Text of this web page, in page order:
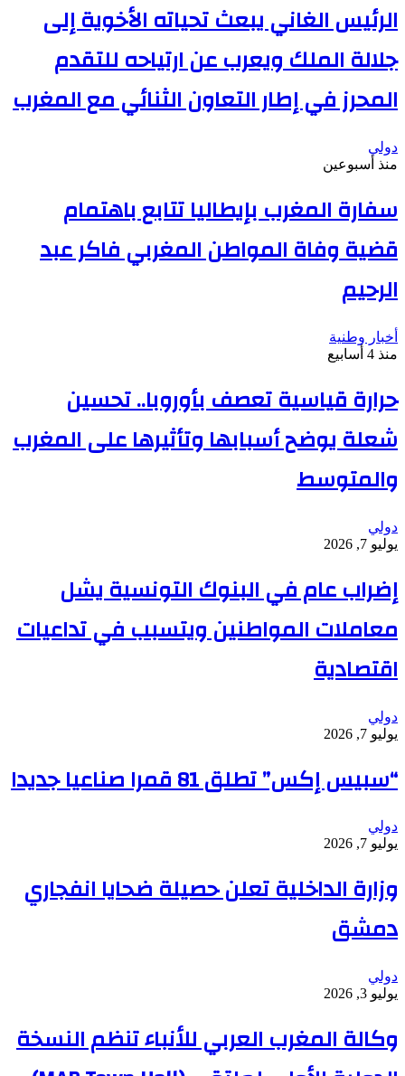
الرئيس الغاني يبعث تحياته الأخوية إلى
جلالة الملك ويعرب عن ارتياحه للتقدم
المحرز في إطار التعاون الثنائي مع المغرب
دولي
منذ أسبوعين
سفارة المغرب بإيطاليا تتابع باهتمام
قضية وفاة المواطن المغربي فاكر عبد
الرحيم
أخبار وطنية
منذ 4 أسابيع
حرارة قياسية تعصف بأوروبا.. تحسين
شعلة يوضح أسبابها وتأثيرها على المغرب
والمتوسط
دولي
يوليو 7, 2026
إضراب عام في البنوك التونسية يشل
معاملات المواطنين ويتسبب في تداعيات
اقتصادية
دولي
يوليو 7, 2026
“سبيس إكس” تطلق 81 قمرا صناعيا جديدا
دولي
يوليو 7, 2026
وزارة الداخلية تعلن حصيلة ضحايا انفجاري
دمشق
دولي
يوليو 3, 2026
وكالة المغرب العربي للأنباء تنظم النسخة